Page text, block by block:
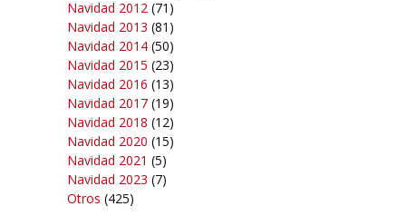
Navidad 2012 (71)
Navidad 2013 (81)
Navidad 2014 (50)
Navidad 2015 (23)
Navidad 2016 (13)
Navidad 2017 (19)
Navidad 2018 (12)
Navidad 2020 (15)
Navidad 2021 (5)
Navidad 2023 (7)
Otros (425)